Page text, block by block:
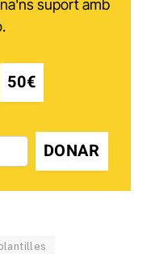
suport amb
50€
DONAR